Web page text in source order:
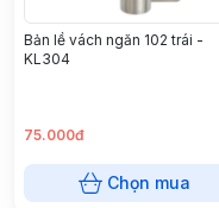
Bản lề vách ngăn 102 trái -
KL304
75.000đ
Chọn mua